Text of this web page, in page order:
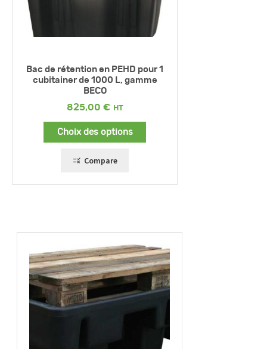
Bac de rétention en PEHD pour 1
cubitainer de 1000 L, gamme
BECO
825,00 €
Choix des options
Compare